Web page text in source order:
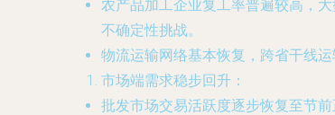
农产品加工企业复工率普遍较高，
不确定性挑战。
物流运输网络基本恢复，跨省干线
市场端需求稳步回升：
批发市场交易活跃度逐步恢复至节